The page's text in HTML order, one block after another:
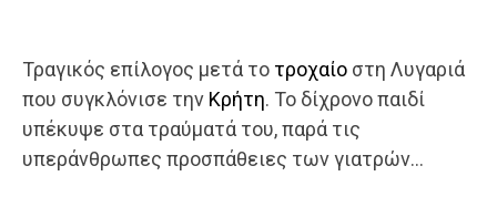
Τραγικός επίλογος μετά το τροχαίο στη Λυγαριά
που συγκλόνισε την Κρήτη. Το δίχρονο παιδί
υπέκυψε στα τραύματά του, παρά τις
υπεράνθρωπες προσπάθειες των γιατρών…